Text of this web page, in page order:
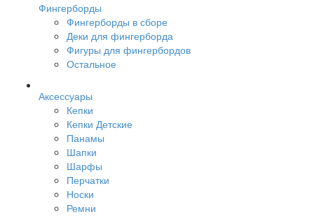
Фингерборды
Фингерборды в сборе
Деки для фингерборда
Фигуры для фингербордов
Остальное
Аксессуары
Кепки
Кепки Детские
Панамы
Шапки
Шарфы
Перчатки
Носки
Ремни